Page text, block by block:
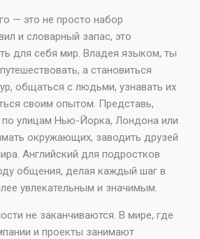
— это не просто набор
и словарный запас, это
для себя мир. Владея языком, ты
а становиться
общаться с людьми, узнавать их
своим опытом. Представь,
по улицам Нью-Йорка, Лондона или
окружающих, заводить друзей
Английский для подростков
общения, делая каждый шаг в
увлекательным и значимым.
не заканчиваются. В мире, где
и проекты занимают